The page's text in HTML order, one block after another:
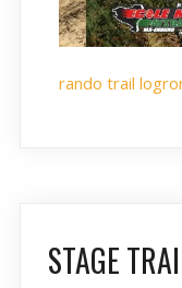
rando trail
STAGE